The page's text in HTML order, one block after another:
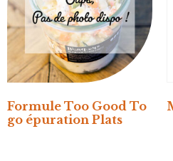
Formule Too Good To
go épuration Plats